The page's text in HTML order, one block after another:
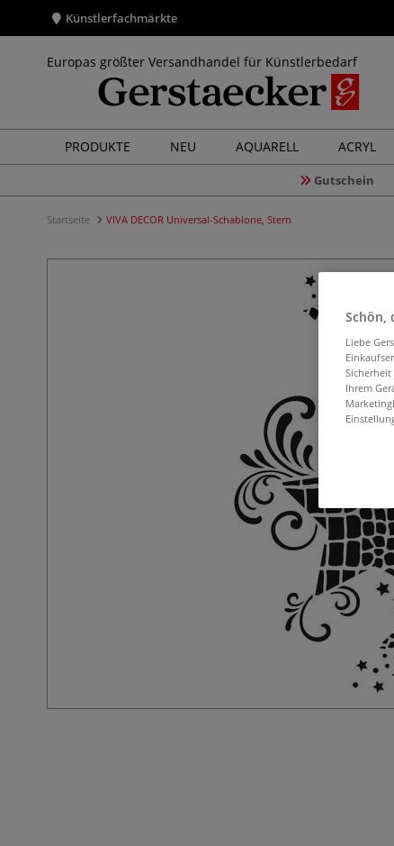
Künstlerfachmärkte
Europas größter Versandhandel für Künstlerbedarf
PRODUKTE NEU AQUARELL ACRYL
Gutschein
Startseite VIVA DECOR Universal-Schablone, Stern
Schön,
Liebe
Ihrem